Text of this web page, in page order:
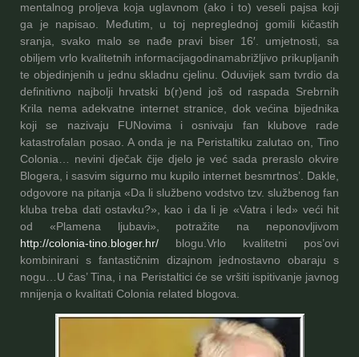
mentalnog proljeva koja uglavnom (ako i to) veseli pajsa koji
ga je napisao. Međutim, u toj nepreglednoj gomili kičastih
sranja, svako malo se nađe pravi biser 16′. umjetnosti, sa
obiljem vrlo kvalitetnih informacijagodinamabrižljivo prikupljanih
te objedinjenih u jednu skladnu cjelinu. Oduvijek sam tvrdio da
definitivno najbolji hrvatski b(r)end još od raspada Srebrnih
Krila nema adekvatne internet stranice, dok većina bijednika
koji se nazivaju FUNovima i osnivaju fan klubove rade
katastrofalan posao. A onda je na Peristaltiku zalutao on, Tino
Colonia… nevini dječak čije djelo je već sada preraslo okvire
Blogera, i sasvim sigurno mu kupilo internet besmrtnos’. Dakle,
odgovore na pitanja «Da li službeno vodstvo tzv. službenog fan
kluba treba dati ostavku?», kao i da li je «Vatra i led» veći hit
od «Plamena ljubavi», potražite na neponovljivom
http://colonia-tino.bloger.hr/ blogu.Vrlo kvalitetni pos’ovi
kombinirani s fantastičnim dizajnom jednostavno obaraju s
nogu…U čas’ Tina, i na Peristaltici će se vršiti ispitivanje javnog
mnijenja o kvalitati Colonia related blogova.